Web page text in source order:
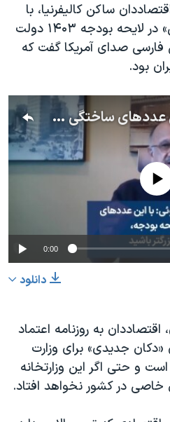
ساکن کالیفرنیا، با
اشاره به «عددهای ساختگی» در لایحه بودجه ۱۴۰۳ دولت
صدای آمریکا گفت که
بود.
جمشید دموئی: با این عددهای ساختگی لایحه بودجه، منتظر تورم بزرگتر باشید
No media source
0:00
دانلود
به روزنامه اعتماد
جدیدی» برای وزارت
و حتی اگر این وزارتخانه
در کشور نخواهد افتاد.